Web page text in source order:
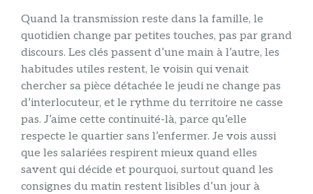
Quand la transmission reste dans la famille, le
quotidien change par petites touches, pas par grand
discours. Les clés passent d’une main à l’autre, les
habitudes utiles restent, le voisin qui venait
chercher sa pièce détachée le jeudi ne change pas
d’interlocuteur, et le rythme du territoire ne casse
pas. J’aime cette continuité-là, parce qu’elle
respecte le quartier sans l’enfermer. Je vois aussi
que les salariées respirent mieux quand elles
savent qui décide et pourquoi, surtout quand les
consignes du matin restent lisibles d’un jour à